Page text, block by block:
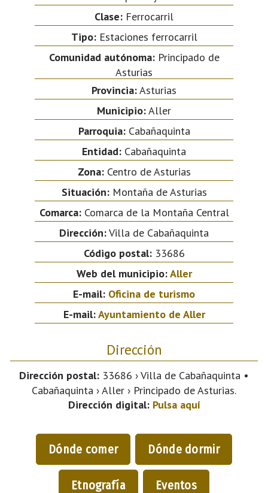
Clase: Ferrocarril
Tipo:Estaciones ferrocarril
Comunidad autónoma:Principado de
Asturias
Provincia:Asturias
Municipio:Aller
Parroquia:Cabañaquinta
Entidad: Cabañaquinta
Zona:Centro de Asturias
Situación:Montaña de Asturias
Comarca:Comarca de la Montaña Central
Dirección:Villa de Cabañaquinta
Código postal:33686
Web del municipio:Aller
E-mail: Oficina de turismo
E-mail:Ayuntamiento de Aller
Dirección
Dirección postal: 33686 › Villa de Cabañaquinta •
Cabañaquinta › Aller › Principado de Asturias.
Dirección digital: Pulsa aquí
Dónde comer Dónde dormir
Etnografía Eventos